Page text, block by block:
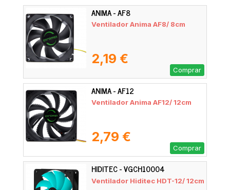
ANIMA - AF8
Ventilador Anima AF8/ 8cm
2,19 €
Comprar
ANIMA - AF12
Ventilador Anima AF12/ 12cm
2,79 €
Comprar
HIDITEC - VGCH10004
Ventilador Hiditec HDT-12/ 12cm